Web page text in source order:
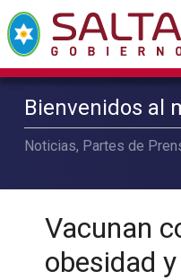
Bienvenidos al
Noticias, Partes de
Vacunan
obesidad